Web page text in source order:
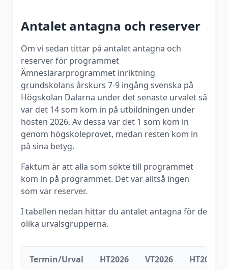
Antalet antagna och reserver
Om vi sedan tittar på antalet antagna och
reserver för programmet
Ämneslärarprogrammet inriktning
grundskolans årskurs 7-9 ingång svenska på
Högskolan Dalarna under det senaste urvalet så
var det 14som kom in på utbildningen under
hösten 2026. Av dessa var det 1 som kom in
genom högskoleprovet, medan resten kom in
på sina betyg.
Faktum är att alla som sökte till programmet
kom in på programmet. Det var alltså ingen
som var reserver.
I tabellen nedan hittar du antalet antagna för de
olika urvalsgrupperna.
Termin/Urval HT2026 VT2026 HT2025